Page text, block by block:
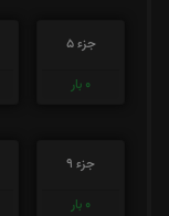
جزء 5
0 بار
جزء 9
0 بار